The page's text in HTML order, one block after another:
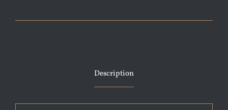
Description